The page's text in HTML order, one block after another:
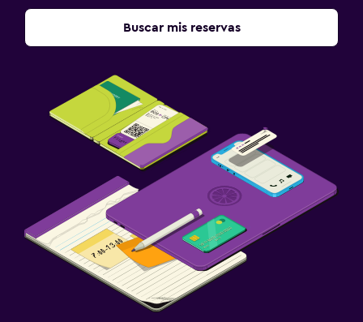
Buscar mis reservas